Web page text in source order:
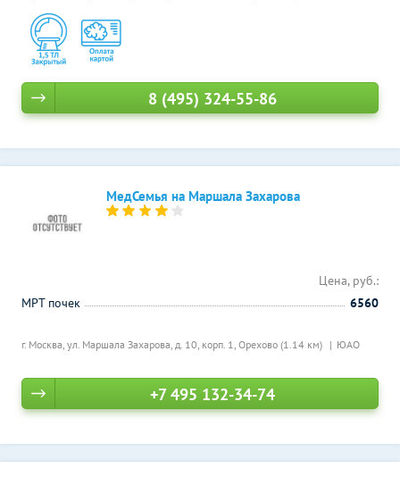
8 (495) 324-55-86
МедСемья на Маршала Захарова
г. Москва, ул. Маршала Захарова, д. 10, корп. 1, Орехово (1.14 км) ЮАО
Цена, руб.:
МРТ почек
6560
+7 495 132-34-74